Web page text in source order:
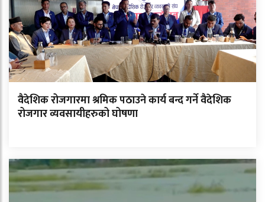
वैदेशिक रोजगारमा श्रमिक पठाउने कार्य बन्द गर्ने वैदेशिक
रोजगार व्यवसायीहरुको घोषणा